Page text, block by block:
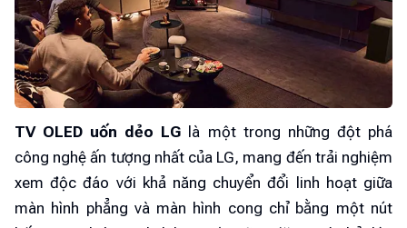
TV OLED uốn dẻo LG là một trong những đột phá
công nghệ ấn tượng nhất của LG, mang đến trải nghiệm
xem độc đáo với khả năng chuyển đổi linh hoạt giữa
màn hình phẳng và màn hình cong chỉ bằng một nút